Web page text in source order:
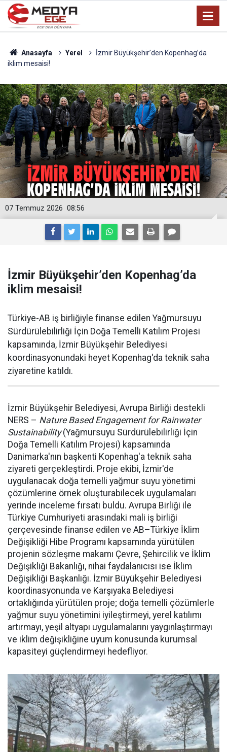
Anasayfa Yerel
İzmir Büyükşehir’den Kopenhag’da
iklim mesaisi!
08:56
07 Temmuz 2026
İzmir Büyükşehir’den Kopenhag’da
iklim mesaisi!
Türkiye-AB iş birliğiyle finanse edilen Yağmursuyu
Sürdürülebilirliği İçin Doğa Temelli Katılım Projesi
kapsamında, İzmir Büyükşehir Belediyesi
koordinasyonundaki heyet Kopenhag'da teknik saha
ziyaretine katıldı.
İzmir Büyükşehir Belediyesi, Avrupa Birliği destekli
NERS – Nature Based Engagement for Rainwater
Sustainability(Yağmursuyu Sürdürülebilirliği İçin
Doğa Temelli Katılım Projesi) kapsamında
Danimarka'nın başkenti Kopenhag'a teknik saha
ziyareti gerçekleştirdi. Proje ekibi, İzmir'de
uygulanacak doğa temelli yağmur suyu yönetimi
çözümlerine örnek oluşturabilecek uygulamaları
yerinde inceleme fırsatı buldu. Avrupa Birliği ile
Türkiye Cumhuriyeti arasındaki mali iş birliği
çerçevesinde finanse edilen ve AB–Türkiye İklim
Değişikliği Hibe Programı kapsamında yürütülen
projenin sözleşme makamı Çevre, Şehircilik ve İklim
Değişikliği Bakanlığı, nihai faydalanıcısı ise İklim
Değişikliği Başkanlığı. İzmir Büyükşehir Belediyesi
koordinasyonunda ve Karşıyaka Belediyesi
ortaklığında yürütülen proje; doğa temelli çözümlerle
yağmur suyu yönetimini iyileştirmeyi, yerel katılımı
artırmayı, yeşil altyapı uygulamalarını yaygınlaştırmayı
ve iklim değişikliğine uyum konusunda kurumsal
kapasiteyi güçlendirmeyi hedefliyor.